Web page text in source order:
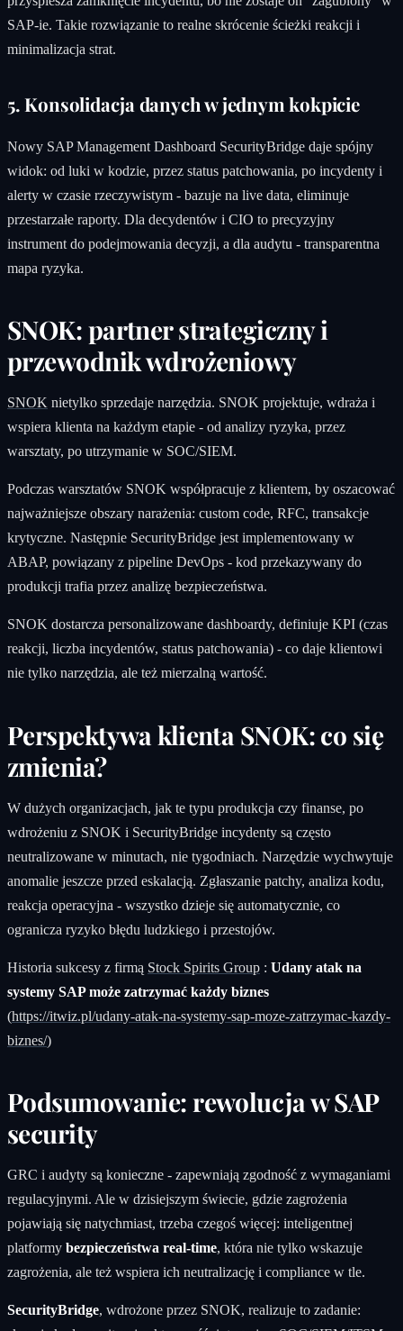
SAP‑ie. Takie rozwiązanie to realne skrócenie ścieżki reakcji i
minimalizacja strat.
5. Konsolidacja danych w jednym kokpicie
Nowy SAP Management Dashboard SecurityBridge daje spójny
widok: od luki w kodzie, przez status patchowania, po incydenty i
alerty w czasie rzeczywistym - bazuje na live data, eliminuje
przestarzałe raporty. Dla decydentów i CIO to precyzyjny
instrument do podejmowania decyzji, a dla audytu - transparentna
mapa ryzyka.
SNOK: partner strategiczny i
przewodnik wdrożeniowy
SNOK nietylko sprzedaje narzędzia. SNOK projektuje, wdraża i
wspiera klienta na każdym etapie - od analizy ryzyka, przez
warsztaty, po utrzymanie w SOC/SIEM.
Podczas warsztatów SNOK współpracuje z klientem, by oszacować
najważniejsze obszary narażenia: custom code, RFC, transakcje
krytyczne. Następnie SecurityBridge jest implementowany w
ABAP, powiązany z pipeline DevOps - kod przekazywany do
produkcji trafia przez analizę bezpieczeństwa.
SNOK dostarcza personalizowane dashboardy, definiuje KPI (czas
reakcji, liczba incydentów, status patchowania) - co daje klientowi
nie tylko narzędzia, ale też mierzalną wartość.
Perspektywa klienta SNOK: co się
zmienia?
W dużych organizacjach, jak te typu produkcja czy finanse, po
wdrożeniu z SNOK i SecurityBridge incydenty są często
neutralizowane w minutach, nie tygodniach. Narzędzie wychwytuje
anomalie jeszcze przed eskalacją. Zgłaszanie patchy, analiza kodu,
reakcja operacyjna - wszystko dzieje się automatycznie, co
ogranicza ryzyko błędu ludzkiego i przestojów.
Historia sukcesy z firmą Stock Spirits Group : Udany atak na
systemy SAP może zatrzymać każdy biznes
(https://itwiz.pl/udany-atak-na-systemy-sap-moze-zatrzymac-kazdy-
biznes/)
Podsumowanie: rewolucja w SAP
security
GRC i audyty są konieczne - zapewniają zgodność z wymaganiami
regulacyjnymi. Ale w dzisiejszym świecie, gdzie zagrożenia
pojawiają się natychmiast, trzeba czegoś więcej: inteligentnej
platformy bezpieczeństwa real‑time, która nie tylko wskazuje
zagrożenia, ale też wspiera ich neutralizację i compliance w tle.
SecurityBridge, wdrożone przez SNOK, realizuje to zadanie: